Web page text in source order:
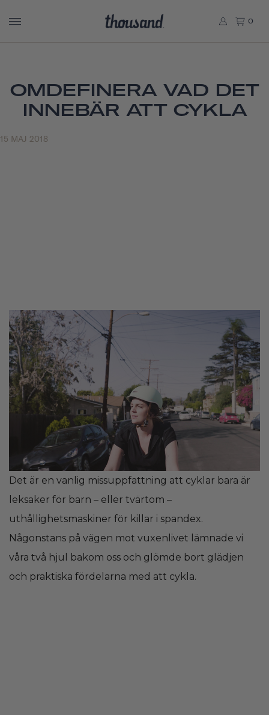
0
OMDEFINERA VAD DET
INNEBÄR ATT CYKLA
15 MAJ 2018
Det är en vanlig missuppfattning att cyklar bara är
leksaker för barn – eller tvärtom –
uthållighetsmaskiner för killar i spandex.
Någonstans på vägen mot vuxenlivet lämnade vi
våra två hjul bakom oss och glömde bort glädjen
och praktiska fördelarna med att cykla.